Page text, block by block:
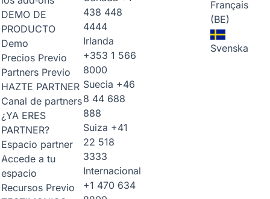
DEMO DE
PRODUCTO
Demo
Precios Previo
Partners Previo
HAZTE PARTNER
Canal de partners
¿YA ERES
PARTNER?
Espacio partner
Accede a tu
espacio
Recursos Previo
438 448
4444
Irlanda
+353 1 566
8000
Suecia +46
8 44 688
888
Suiza +41
22 518
3333
Internacional
+1 470 634
Français
(BE)
Svenska